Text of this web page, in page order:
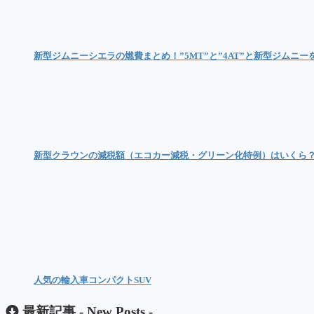
新型ジムニーシエラの燃費まとめ！”5MT”と”4AT”と新型ジムニー
新型クラウンの減税額（エコカー減税・グリーン化特例）はいくら？
人気の輸入車コンパクトSUV